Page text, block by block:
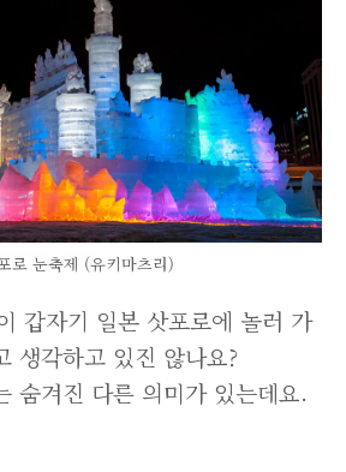
로 눈축제 (유키마츠리)
갑자기 일본 삿포로에 놀러 가
생각하고 있진 않나요?
숨겨진 다른 의미가 있는데요.